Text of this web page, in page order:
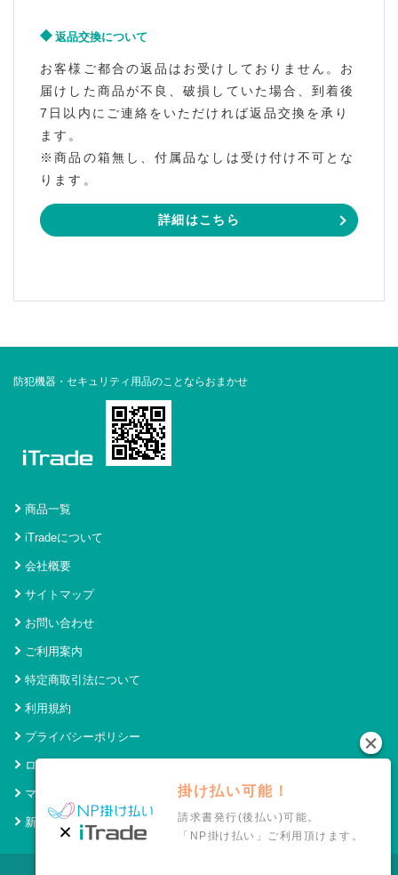
返品交換について
お客様ご都合の返品はお受けしておりません。お
届けした商品が不良、破損していた場合、到着後
7日以内にご連絡をいただければ返品交換を承り
ます。
※商品の箱無し、付属品なしは受け付け不可とな
ります。
詳細はこちら
防犯機器・セキュリティ用品のことならおまかせ
商品一覧
iTradeについて
会社概要
サイトマップ
お問い合わせ
ご利用案内
特定商取引法について
利用規約
プライバシーポリシー
ログイン
マイページ
新規会員登録
掛け払い可能！
請求書発行(後払い)可能。
「NP掛け払い」ご利用頂けます。